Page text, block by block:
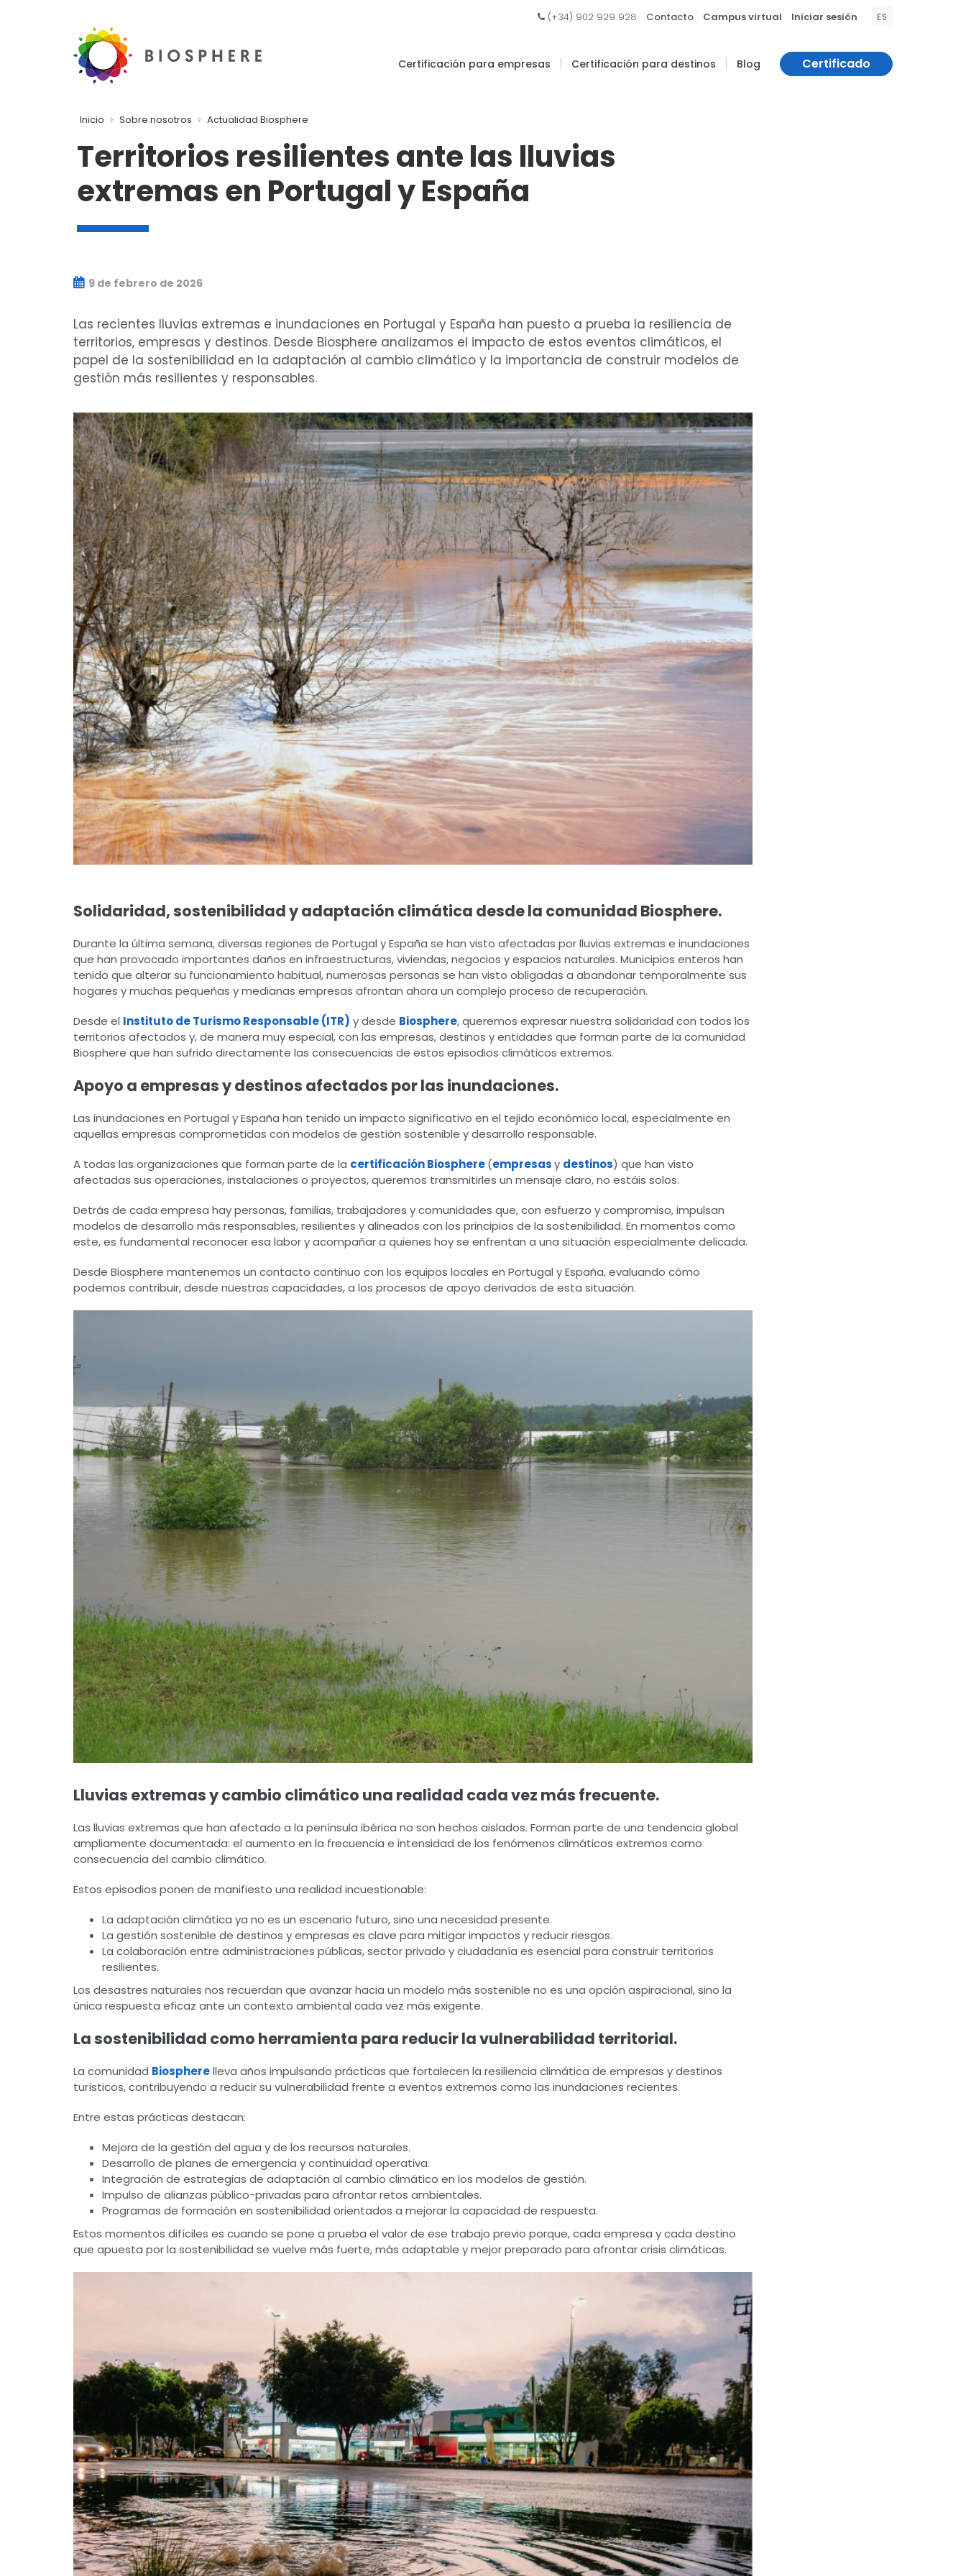
(+34) 902 929 928 Contacto Campus virtual Iniciar sesión ES
Certificación para empresas | Certificación para destinos | Blog Certificado
Inicio Sobre nosotros Actualidad Biosphere
Territorios resilientes ante las lluvias
extremas en Portugal y España
9 de febrero de 2026
Las recientes lluvias extremas e inundaciones en Portugal y España han puesto a prueba la resiliencia de
territorios, empresas y destinos. Desde Biosphere analizamos el impacto de estos eventos climáticos, el
papel de la sostenibilidad en la adaptación al cambio climático y la importancia de construir modelos de
gestión más resilientes y responsables.
Solidaridad, sostenibilidad y adaptación climática desde la comunidad Biosphere.
Durante la última semana, diversas regiones de Portugal y España se han visto afectadas por lluvias extremas e inundaciones
que han provocado importantes daños en infraestructuras, viviendas, negocios y espacios naturales. Municipios enteros han
tenido que alterar su funcionamiento habitual, numerosas personas se han visto obligadas a abandonar temporalmente sus
hogares y muchas pequeñas y medianas empresas afrontan ahora un complejo proceso de recuperación.
Desde el Instituto de Turismo Responsable (ITR) y desde Biosphere, queremos expresar nuestra solidaridad con todos los
territorios afectados y, de manera muy especial, con las empresas, destinos y entidades que forman parte de la comunidad
Biosphere que han sufrido directamente las consecuencias de estos episodios climáticos extremos.
Apoyo a empresas y destinos afectados por las inundaciones.
Las inundaciones en Portugal y España han tenido un impacto significativo en el tejido económico local, especialmente en
aquellas empresas comprometidas con modelos de gestión sostenible y desarrollo responsable.
A todas las organizaciones que forman parte de la certificación Biosphere(empresasy destinos) que han visto
afectadas sus operaciones, instalaciones o proyectos, queremos transmitirles un mensaje claro, no estáis solos.
Detrás de cada empresa hay personas, familias, trabajadores y comunidades que, con esfuerzo y compromiso, impulsan
modelos de desarrollo más responsables, resilientes y alineados con los principios de la sostenibilidad. En momentos como
este, es fundamental reconocer esa labor y acompañar a quienes hoy se enfrentan a una situación especialmente delicada.
Desde Biosphere mantenemos un contacto continuo con los equipos locales en Portugal y España, evaluando cómo
podemos contribuir, desde nuestras capacidades, a los procesos de apoyo derivados de esta situación.
Lluvias extremas y cambio climático una realidad cada vez más frecuente.
Las lluvias extremas que han afectado a la península ibérica no son hechos aislados. Forman parte de una tendencia global
ampliamente documentada: el aumento en la frecuencia e intensidad de los fenómenos climáticos extremos como
consecuencia del cambio climático.
Estos episodios ponen de manifiesto una realidad incuestionable:
La adaptación climática ya no es un escenario futuro, sino una necesidad presente.
La gestión sostenible de destinos y empresas es clave para mitigar impactos y reducir riesgos.
La colaboración entre administraciones públicas, sector privado y ciudadanía es esencial para construir territorios
resilientes.
Los desastres naturales nos recuerdan que avanzar hacia un modelo más sostenible no es una opción aspiracional, sino la
única respuesta eficaz ante un contexto ambiental cada vez más exigente.
La sostenibilidad como herramienta para reducir la vulnerabilidad territorial.
La comunidad Biospherelleva años impulsando prácticas que fortalecen la resiliencia climática de empresas y destinos
turísticos, contribuyendo a reducir su vulnerabilidad frente a eventos extremos como las inundaciones recientes.
Entre estas prácticas destacan:
Mejora de la gestión del agua y de los recursos naturales.
Desarrollo de planes de emergencia y continuidad operativa.
Integración de estrategias de adaptación al cambio climático en los modelos de gestión.
Impulso de alianzas público-privadas para afrontar retos ambientales.
Programas de formación en sostenibilidad orientados a mejorar la capacidad de respuesta.
Estos momentos difíciles es cuando se pone a prueba el valor de ese trabajo previo porque, cada empresa y cada destino
que apuesta por la sostenibilidad se vuelve más fuerte, más adaptable y mejor preparado para afrontar crisis climáticas.